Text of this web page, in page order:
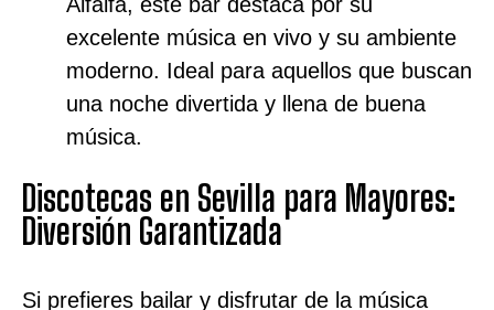
excelente música en vivo y su ambiente
moderno. Ideal para aquellos que buscan
una noche divertida y llena de buena
música.
Discotecas en Sevilla para Mayores:
Diversión Garantizada
Si prefieres bailar y disfrutar de la música